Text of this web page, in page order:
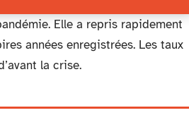
Elle a repris rapidement
années enregistrées. Les taux
la crise.